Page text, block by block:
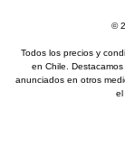
©
Todos los precios y
en Chile.
anunciados en otros
el